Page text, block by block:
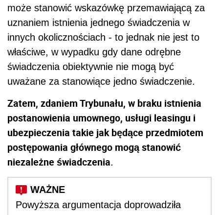
może stanowić wskazówkę przemawiającą za
uznaniem istnienia jednego świadczenia w
innych okolicznościach - to jednak nie jest to
właściwe, w wypadku gdy dane odrębne
świadczenia obiektywnie nie mogą być
uważane za stanowiące jedno świadczenie.
Zatem, zdaniem Trybunału, w braku istnienia
postanowienia umownego, usługi leasingu i
ubezpieczenia takie jak będące przedmiotem
postępowania głównego mogą stanowić
niezależne świadczenia.
Powyższa argumentacja doprowadziła